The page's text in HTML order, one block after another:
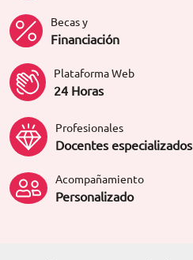
Becas y
Financiación
Plataforma Web
24 Horas
Profesionales
Docentes especializados
Acompañamiento
Personalizado